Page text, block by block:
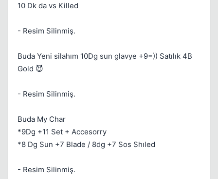
10 Dk da vs Killed
- Resim Silinmiş.
Buda Yeni silahım 10Dg sun glavye +9=)) Satılık 4B
Gold 😈
- Resim Silinmiş.
Buda My Char
*9Dg +11 Set + Accesorry
*8 Dg Sun +7 Blade / 8dg +7 Sos Shıled
- Resim Silinmiş.